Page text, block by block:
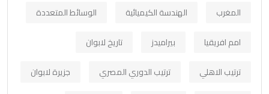
المغرب
الهندسة الكيميائية
الوسائط المتعددة
امم افريقيا
بيراميدز
تاريخ لابوان
ترتيب الاهلي
ترتيب الدوري المصري
جزيرة لابوان